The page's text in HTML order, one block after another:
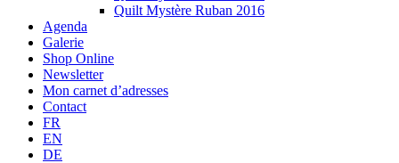
Quilt Mystère Ruban 2016
Agenda
Galerie
Shop Online
Newsletter
Mon carnet d’adresses
Contact
FR
EN
DE